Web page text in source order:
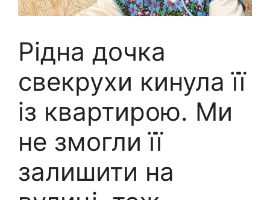
Рідна дочка
свекрухи кинула її
із квартирою. Ми
не змогли її
залишити на